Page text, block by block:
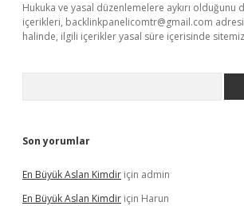
Hukuka ve yasal düzenlemelere aykırı olduğunu
içerikleri, backlinkpanelicomtr@gmail.com
halinde, ilgili içerikler yasal süre içerisinde
Son yorumlar
En Büyük Aslan Kimdir için admin
En Büyük Aslan Kimdir için Harun